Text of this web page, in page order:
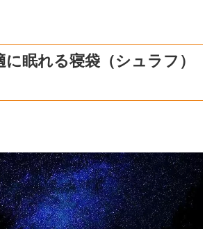
眠れる寝袋（シュラフ）